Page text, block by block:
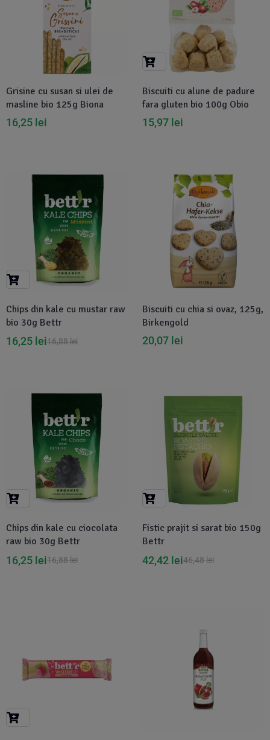
Grisine cu susan si ulei de
masline bio 125g Biona
16,25 lei
Biscuiti cu alune de padure
fara gluten bio 100g Obio
15,97 lei
-4%
Chips din kale cu mustar raw
bio 30g Bettr
16,88lei
16,25 lei
Disponibil in 1-2 zile
Biscuiti cu chia si ovaz, 125g,
Birkengold
20,07 lei
Chips din kale cu ciocolata
raw bio 30g Bettr
16,88lei
16,25 lei
Fistic prajit si sarat bio 150g
Bettr
46,48lei
42,42 lei